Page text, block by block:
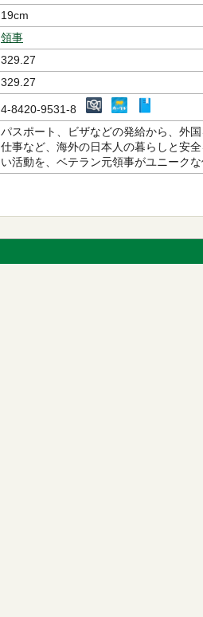
19cm
領事
329.27
329.27
4-8420-9531-8
パスポート、ビザなどの発給から、外
仕事など、海外の日本人の暮らしと安
い活動を、ベテラン元領事がユニーク